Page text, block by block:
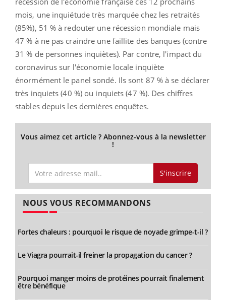
mois, une inquiétude très marquée chez les retraités
(85%), 51 % à redouter une récession mondiale mais
47 % à ne pas craindre une faillite des banques (contre
31 % de personnes inquiètes). Par contre, l'impact du
coronavirus sur l'économie locale inquiète
énormément le panel sondé. Ils sont 87 % à se déclarer
très inquiets (40 %) ou inquiets (47 %). Des chiffres
stables depuis les dernières enquêtes.
Vous aimez cet article ? Abonnez-vous à la newsletter
!
S'inscrire
NOUS VOUS RECOMMANDONS
Fortes chaleurs : pourquoi le risque de noyade grimpe-t-il ?
Le Viagra pourrait-il freiner la propagation du cancer ?
Pourquoi manger moins de protéines pourrait finalement
être bénéfique